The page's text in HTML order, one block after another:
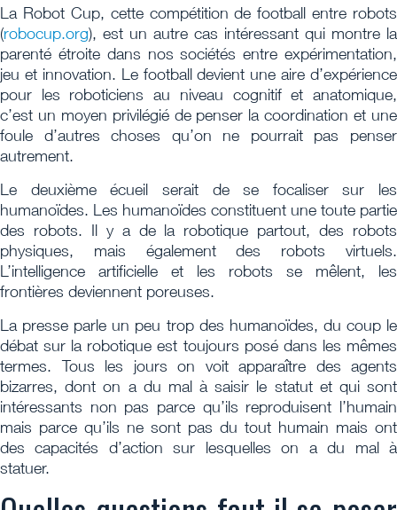
La Robot Cup, cette compétition de football entre robots
(robocup.org), est un autre cas intéressant qui montre la
parenté étroite dans nos sociétés entre expérimentation,
jeu et innovation. Le football devient une aire d’expérience
pour les roboticiens au niveau cognitif et anatomique,
c’est un moyen privilégié de penser la coordination et une
foule d’autres choses qu’on ne pourrait pas penser
autrement.
Le deuxième écueil serait de se focaliser sur les
humanoïdes. Les humanoïdes constituent une toute partie
des robots. Il y a de la robotique partout, des robots
physiques, mais également des robots virtuels.
L’intelligence artificielle et les robots se mêlent, les
frontières deviennent poreuses.
La presse parle un peu trop des humanoïdes, du coup le
débat sur la robotique est toujours posé dans les mêmes
termes. Tous les jours on voit apparaître des agents
bizarres, dont on a du mal à saisir le statut et qui sont
intéressants non pas parce qu’ils reproduisent l’humain
mais parce qu’ils ne sont pas du tout humain mais ont
des capacités d’action sur lesquelles on a du mal à
statuer.